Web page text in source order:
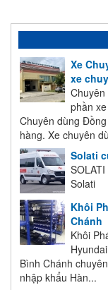
Xe
xe
phần
Chuyên dùng
hàng. Xe chuyên
Solati
Solati
Khôi
Chánh
Khôi
Bình Chánh
nhập khẩu Hàn...